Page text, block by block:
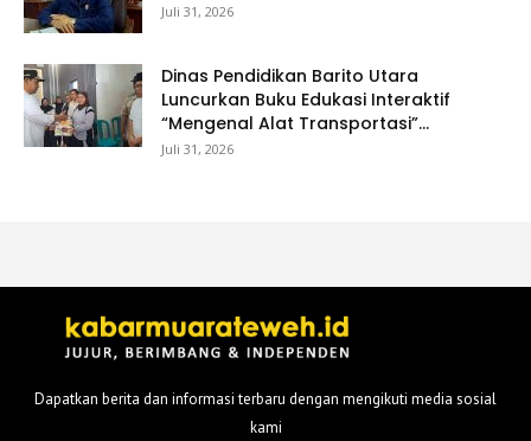
Juli 31, 2026
Dinas Pendidikan Barito Utara
Luncurkan Buku Edukasi Interaktif
“Mengenal Alat Transportasi”...
Juli 31, 2026
Dapatkan berita dan informasi terbaru dengan mengikuti media sosial
kami